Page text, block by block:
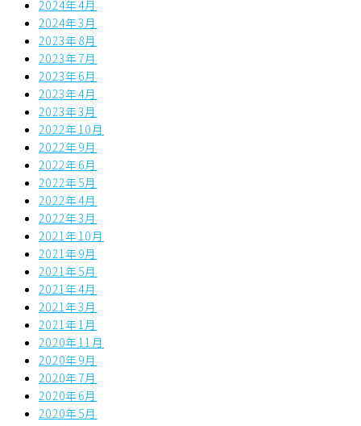
2024年4月
2024年3月
2023年8月
2023年7月
2023年6月
2023年4月
2023年3月
2022年10月
2022年9月
2022年6月
2022年5月
2022年4月
2022年3月
2021年10月
2021年9月
2021年5月
2021年4月
2021年3月
2021年1月
2020年11月
2020年9月
2020年7月
2020年6月
2020年5月